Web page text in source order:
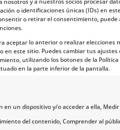
o identificaciones únicas (IDs) en
o retirar el consentimiento,
aceptar lo anterior o realizar elecciones
en este sitio. Puedes cambiar tus
utilizando los botones de la Política
en la parte inferior de la pantalla.
en un dispositivo y/o acceder a ella,
del contenido, Comprender al
cicloturismo
experiencias que
todo lo que el
comodidades(alquiler